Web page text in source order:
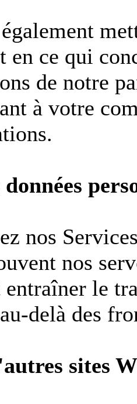
en ce qui
de notre
à votre
nos
nos
le
delà des
sites